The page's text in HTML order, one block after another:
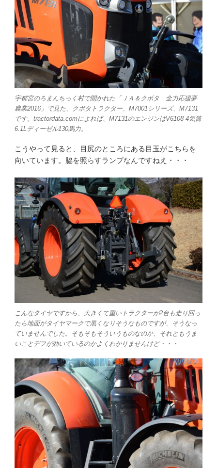
宇都宮のろまんちっく村で開かれた「ＪＡ＆クボタ 全力応援夢
農業2016」で見た、クボタトラクター、M7001シリーズ、M7131
です。tractordata.comによれば、M7131のエンジンはV6108 4気筒
6.1Lディーゼル130馬力。
こうやって見ると、目尻のところにある目玉がこちらを
向いています。脇を照らすランプなんですねえ・・・
こんなタイヤですから、大きくて重いトラクターが2台も走り回っ
たら地面がタイヤマークで黒くなりそうなものですが、そうなっ
ていませんでした。そもそもそういうものなのか、それともうま
いことデフが効いているのかよくわかりませんけど・・・